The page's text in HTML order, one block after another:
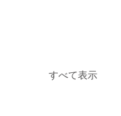
すべて表示